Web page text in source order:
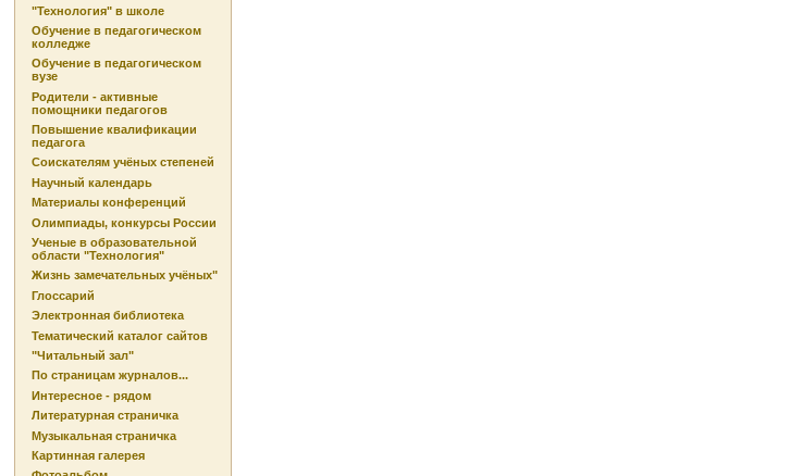
"Технология" в школе
Обучение в педагогическом
колледже
Обучение в педагогическом
вузе
Родители - активные
помощники педагогов
Повышение квалификации
педагога
Соискателям учёных степеней
Научный календарь
Материалы конференций
Олимпиады, конкурсы России
Ученые в образовательной
области "Технология"
Жизнь замечательных учёных"
Глоссарий
Электронная библиотека
Тематический каталог сайтов
"Читальный зал"
По страницам журналов...
Интересное - рядом
Литературная страничка
Музыкальная страничка
Картинная галерея